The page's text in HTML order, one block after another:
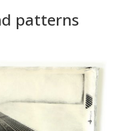
patterns